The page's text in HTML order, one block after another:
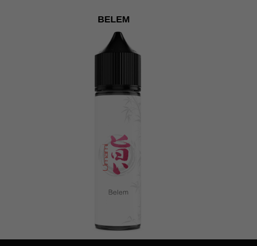
BELEM